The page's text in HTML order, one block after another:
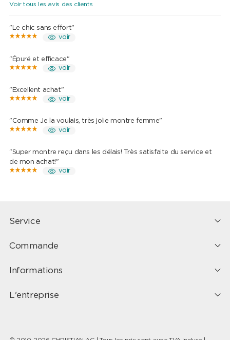
Voir tous les avis des clients
"Le chic sans effort"
voir
"Épuré et efficace"
voir
"Excellent achat"
voir
"Comme Je la voulais, très jolie montre femme"
voir
"Super montre reçu dans les délais! Très satisfaite du service et
de mon achat!"
voir
Service
Commande
Informations
L'entreprise